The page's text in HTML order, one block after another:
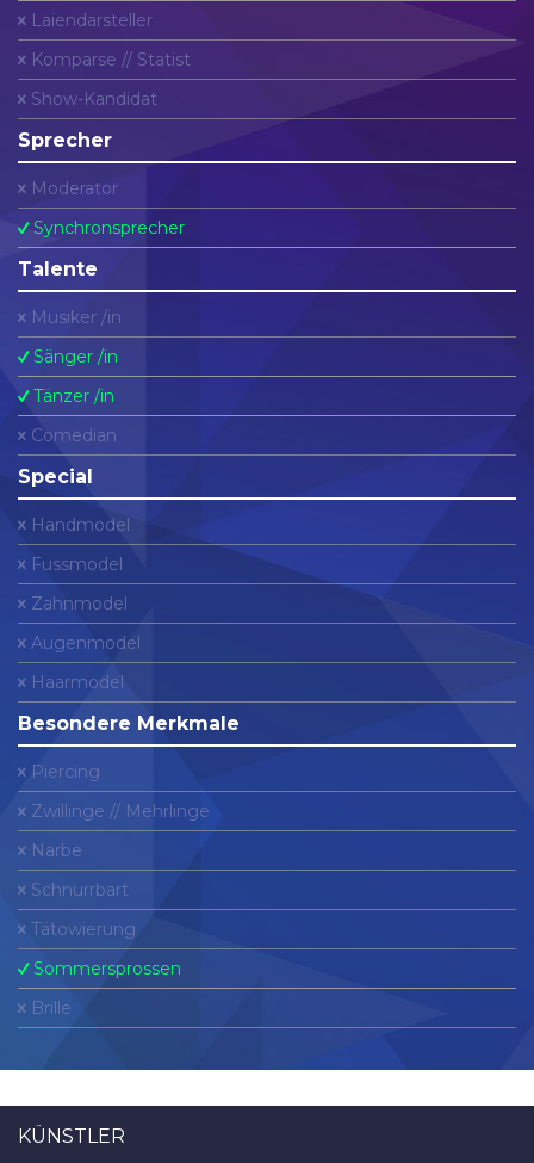
Laiendarsteller
Komparse // Statist
Show-Kandidat
Sprecher
Moderator
Synchronsprecher
Talente
Musiker /in
Sänger /in
Tänzer /in
Comedian
Special
Handmodel
Fussmodel
Zahnmodel
Augenmodel
Haarmodel
Besondere Merkmale
Piercing
Zwillinge // Mehrlinge
Narbe
Schnurrbart
Tätowierung
Sommersprossen
Brille
KÜNSTLER